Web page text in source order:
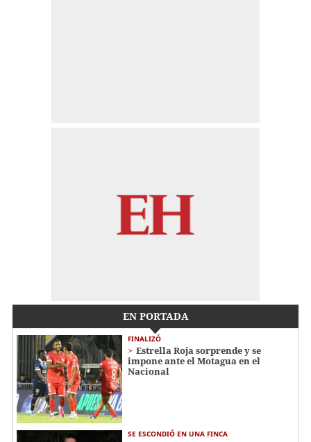
EN PORTADA
FINALIZÓ
Estrella Roja sorprende y se
impone ante el Motagua en el
Nacional
SE ESCONDIÓ EN UNA FINCA